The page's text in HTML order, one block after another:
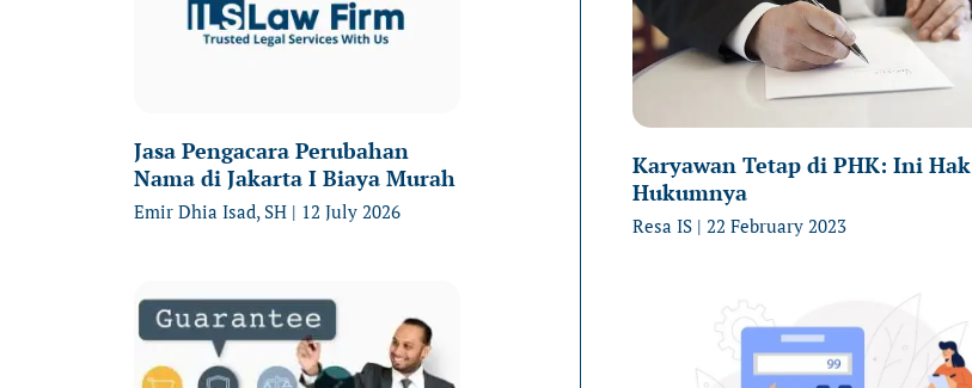
Jasa Pengacara Perubahan
Nama di Jakarta I Biaya Murah
Emir Dhia Isad, SH 12 July 2026
Karyawan Tetap di PHK: Ini Hak
Hukumnya
Resa IS 22 February 2023